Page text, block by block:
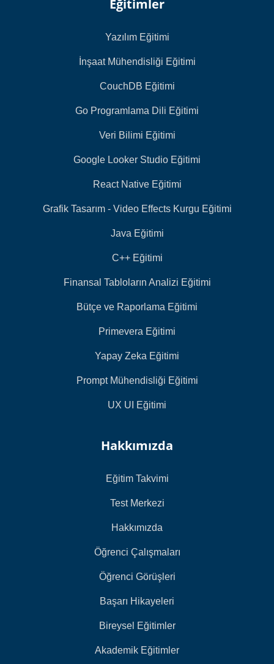
Eğitimler
Yazılım Eğitimi
İnşaat Mühendisliği Eğitimi
CouchDB Eğitimi
Go Programlama Dili Eğitimi
Veri Bilimi Eğitimi
Google Looker Studio Eğitimi
React Native Eğitimi
Grafik Tasarım - Video Effects Kurgu Eğitimi
Java Eğitimi
C++ Eğitimi
Finansal Tabloların Analizi Eğitimi
Bütçe ve Raporlama Eğitimi
Primevera Eğitimi
Yapay Zeka Eğitimi
Prompt Mühendisliği Eğitimi
UX UI Eğitimi
Hakkımızda
Eğitim Takvimi
Test Merkezi
Hakkımızda
Öğrenci Çalışmaları
Öğrenci Görüşleri
Başarı Hikayeleri
Bireysel Eğitimler
Akademik Eğitimler